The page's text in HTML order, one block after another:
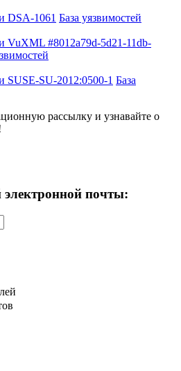
DSA-1061 База уязвимостей
VuXML #8012a79d-5d21-11db-
SUSE-SU-2012:0500-1 База
рассылку и узнавайте о
электронной почты: